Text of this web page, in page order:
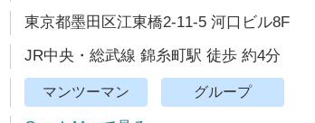
東京都墨田区江東橋2-11-5 河口ビル8F
JR中央・総武線 錦糸町駅 徒歩 約4分
マンツーマン グループ